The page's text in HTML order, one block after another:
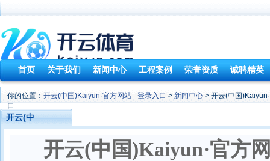
首页 关于我们 新闻中心 工程案例 荣誉资质 诚聘精英
你的位置： 开云(中国)Kaiyun·官方网站 - 登录入口 > 新闻中心 > 开云(中国
口
开云(中
网站 - 登录入口开云(中国)Kaiyun·官方